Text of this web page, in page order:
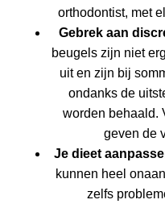
orthodontist, met
Gebrek aan
beugels zijn niet
uit en zijn bij
ondanks de
worden behaald.
geven de
Je dieet
kunnen heel
zelfs